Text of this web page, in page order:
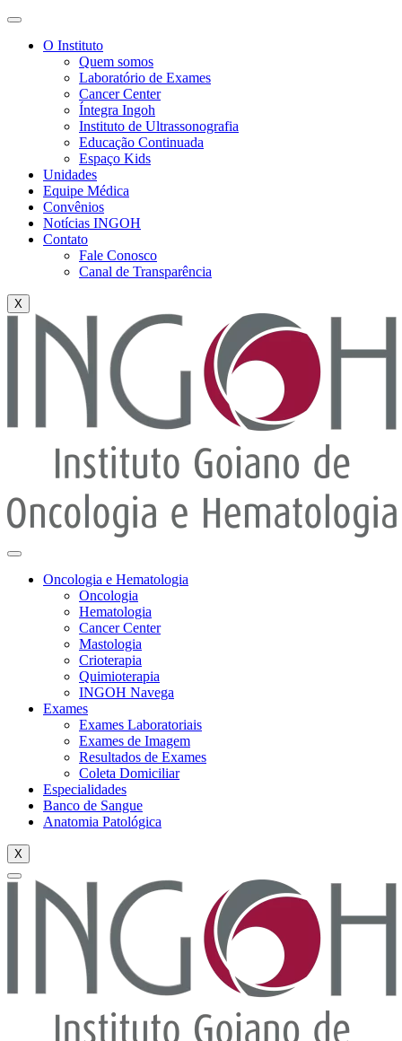
O Instituto
Quem somos
Laboratório de Exames
Cancer Center
Íntegra Ingoh
Instituto de Ultrassonografia
Educação Continuada
Espaço Kids
Unidades
Equipe Médica
Convênios
Notícias INGOH
Contato
Fale Conosco
Canal de Transparência
X
Oncologia e Hematologia
Oncologia
Hematologia
Cancer Center
Mastologia
Crioterapia
Quimioterapia
INGOH Navega
Exames
Exames Laboratoriais
Exames de Imagem
Resultados de Exames
Coleta Domiciliar
Especialidades
Banco de Sangue
Anatomia Patológica
X